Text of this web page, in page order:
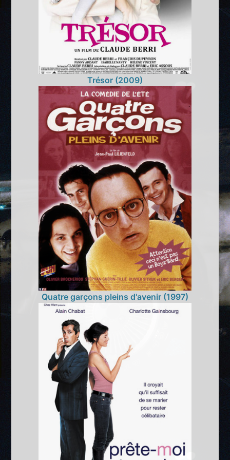
Trésor (2009)
Quatre garçons pleins d'avenir (1997)